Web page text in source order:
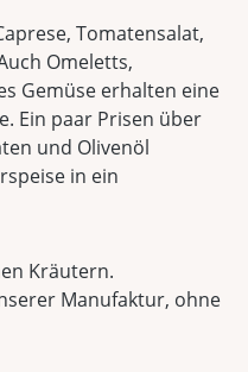
Tomatensalat,
Omeletts,
Gemüse erhalten eine
Ein paar Prisen über
und Olivenöl
in ein
Kräutern.
Manufaktur, ohne